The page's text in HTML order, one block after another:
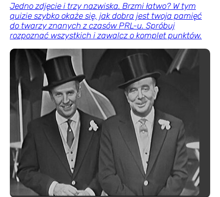
Jedno zdjęcie i trzy nazwiska. Brzmi łatwo? W tym
quizie szybko okaże się, jak dobra jest twoja pamięć
do twarzy znanych z czasów PRL-u. Spróbuj
rozpoznać wszystkich i zawalcz o komplet punktów.